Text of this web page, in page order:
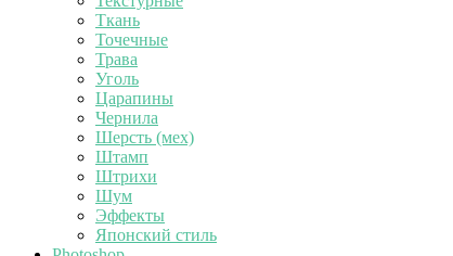
Ткань
Точечные
Трава
Уголь
Царапины
Чернила
Шерсть (мех)
Штамп
Штрихи
Шум
Эффекты
Японский стиль